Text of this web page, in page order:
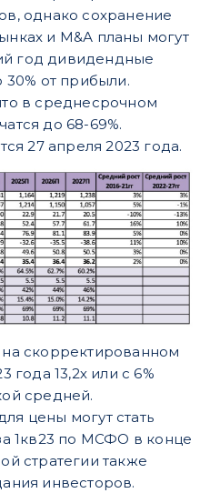
однако сохранение
и M&А планы могут
год дивидендные
30% от прибыли.
в среднесрочном
до 68-69%.
27 апреля 2023 года.
скорректированном
года 13,2х или с 6%
средней.
цены могут стать
1кв23 по МСФО в конце
стратегии также
инвесторов.